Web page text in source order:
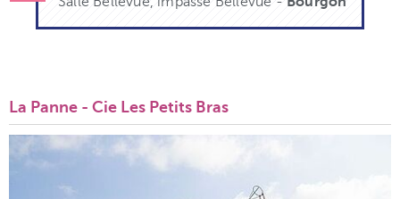
La Panne - Cie Les Petits Bras